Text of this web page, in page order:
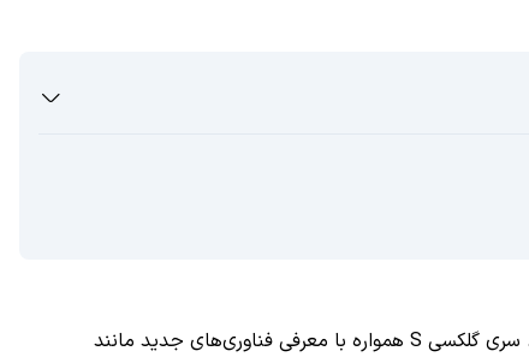
تا چند سال پیش، سامسونگ در کنار اپل و گوگل، جزو معدود برندهایی بود که به نوآوری در حوزه‌ی دوربین‌های موبایل توجه ویژه‌ای داشت. سری گلکسی S همواره با معرفی فناوری‌های جدید مانند